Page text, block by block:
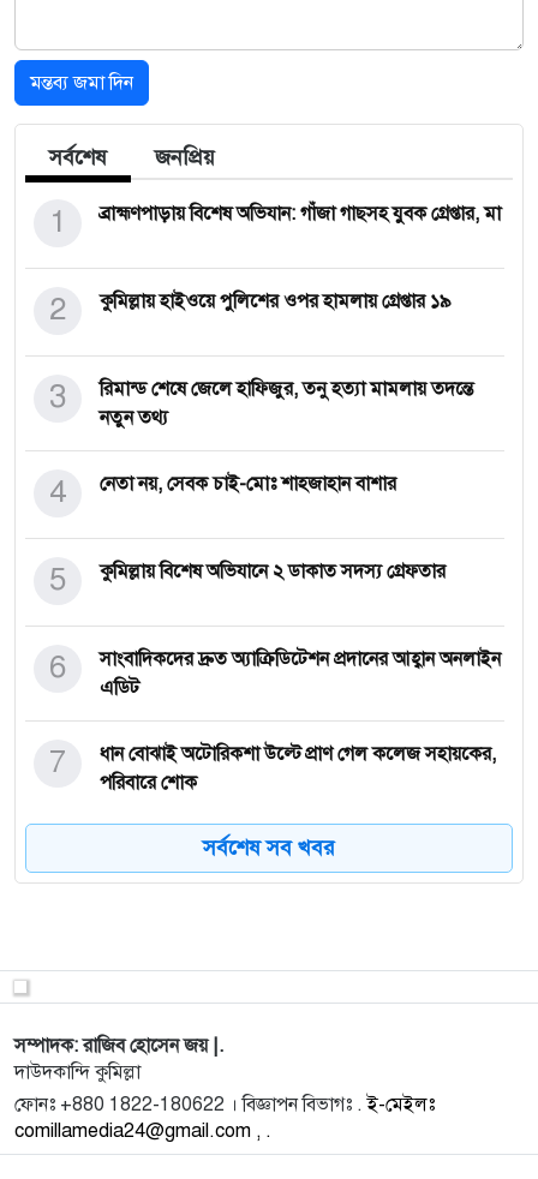
মন্তব্য জমা দিন
সর্বশেষ জনপ্রিয়
ব্রাহ্মণপাড়ায় বিশেষ অভিযান: গাঁজা গাছসহ যুবক গ্রেপ্তার, মা
1
কুমিল্লায় হাইওয়ে পুলিশের ওপর হামলায় গ্রেপ্তার ১৯
2
রিমান্ড শেষে জেলে হাফিজুর, তনু হত্যা মামলায় তদন্তে
নতুন তথ্য
3
নেতা নয়, সেবক চাই-মোঃ শাহজাহান বাশার
4
কুমিল্লায় বিশেষ অভিযানে ২ ডাকাত সদস্য গ্রেফতার
5
সাংবাদিকদের দ্রুত অ্যাক্রিডিটেশন প্রদানের আহ্বান অনলাইন
এডিট
6
ধান বোঝাই অটোরিকশা উল্টে প্রাণ গেল কলেজ সহায়কের,
পরিবারে শোক
7
সংগ্রাম, নিষ্ঠা ও ভালোবাসার গল্প, প্রতিনিধি থেকে নির্বাহী
সম
শুভেচ্ছা জা
আসন্ন ইউপি নির্বাচন: বাকশীমূল ইউনিয়নে প্রার্থী হতে
আগ্রহী স
10
কুমিল্লায় পুলিশের অভিযানে ৩৩ কেজি গাঁজাসহ আটক ২
11
সর্বশেষ সব খবর
সম্পাদক: রাজিব হোসেন জয় |.
দাউদকান্দি কুমিল্লা
ফোনঃ +880 1822-180622 । বিজ্ঞাপন বিভাগঃ .ই-মেইলঃ
comillamedia24@gmail.com , .